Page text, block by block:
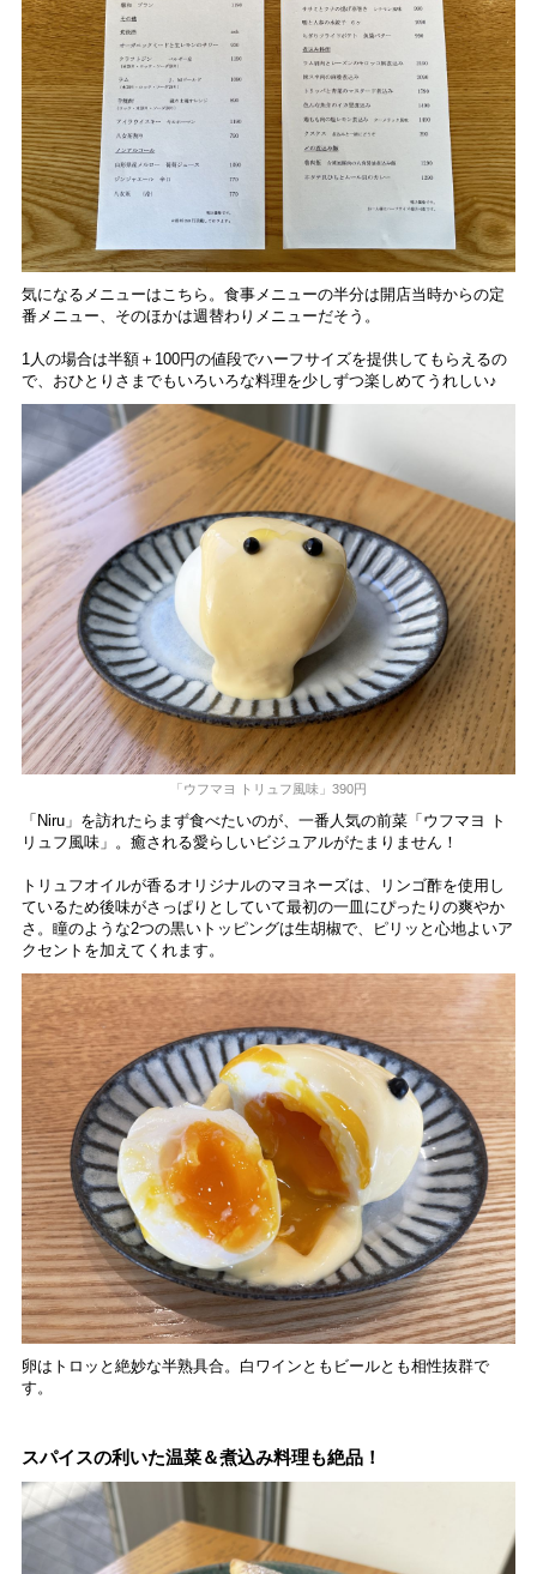
気になるメニューはこちら。食事メニューの半分は開店当時からの定
番メニュー、そのほかは週替わりメニューだそう。
1人の場合は半額＋100円の値段でハーフサイズを提供してもらえるの
で、おひとりさまでもいろいろな料理を少しずつ楽しめてうれしい♪
「ウフマヨ トリュフ風味」390円
「Niru」を訪れたらまず食べたいのが、一番人気の前菜「ウフマヨ ト
リュフ風味」。癒される愛らしいビジュアルがたまりません！
トリュフオイルが香るオリジナルのマヨネーズは、リンゴ酢を使用し
ているため後味がさっぱりとしていて最初の一皿にぴったりの爽やか
さ。瞳のような2つの黒いトッピングは生胡椒で、ピリッと心地よいア
クセントを加えてくれます。
卵はトロッと絶妙な半熟具合。白ワインともビールとも相性抜群で
す。
スパイスの利いた温菜＆煮込み料理も絶品！